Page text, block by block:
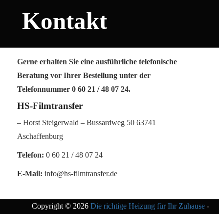
Kontakt
Gerne erhalten Sie eine ausführliche telefonische
Beratung vor Ihrer Bestellung unter der
Telefonnummer 0 60 21 / 48 07 24.
HS-Filmtransfer
– Horst Steigerwald – Bussardweg 50 63741
Aschaffenburg
Telefon: 0 60 21 / 48 07 24
E-Mail: info@hs-filmtransfer.de
Copyright © 2026 Die richtige Heizung für Ihr Zuhause -